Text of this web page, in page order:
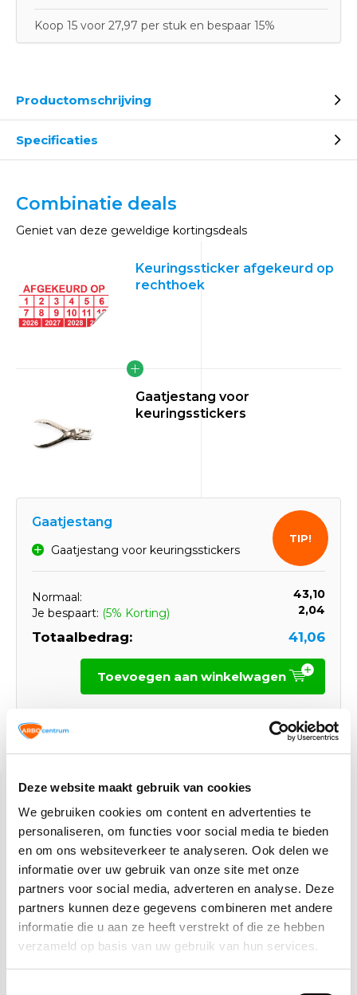
Deze website maakt gebruik van cookies
We gebruiken cookies om content en advertenties te
personaliseren, om functies voor social media te bieden
en om ons websiteverkeer te analyseren. Ook delen we
informatie over uw gebruik van onze site met onze
partners voor social media, adverteren en analyse. Deze
partners kunnen deze gegevens combineren met andere
informatie die u aan ze heeft verstrekt of die ze hebben
verzameld op basis van uw gebruik van hun services.
Koop 15 voor 27,97 per stuk en bespaar 15%
Productomschrijving
Specificaties
Combinatie deals
Geniet van deze geweldige kortingsdeals
Keuringssticker afgekeurd op
rechthoek
Gaatjestang voor
keuringsstickers
Gaatjestang
Gaatjestang voor keuringsstickers
Normaal:
43,10
Je bespaart: (5% Korting) 2,04
Totaalbedrag: 41,06
TIP!
Toevoegen aan winkelwagen
Gerelateerde producten
EazyPAT NEN 3140
tester
453,90
SafetyPAT NEN 3140
tester
2.014,50